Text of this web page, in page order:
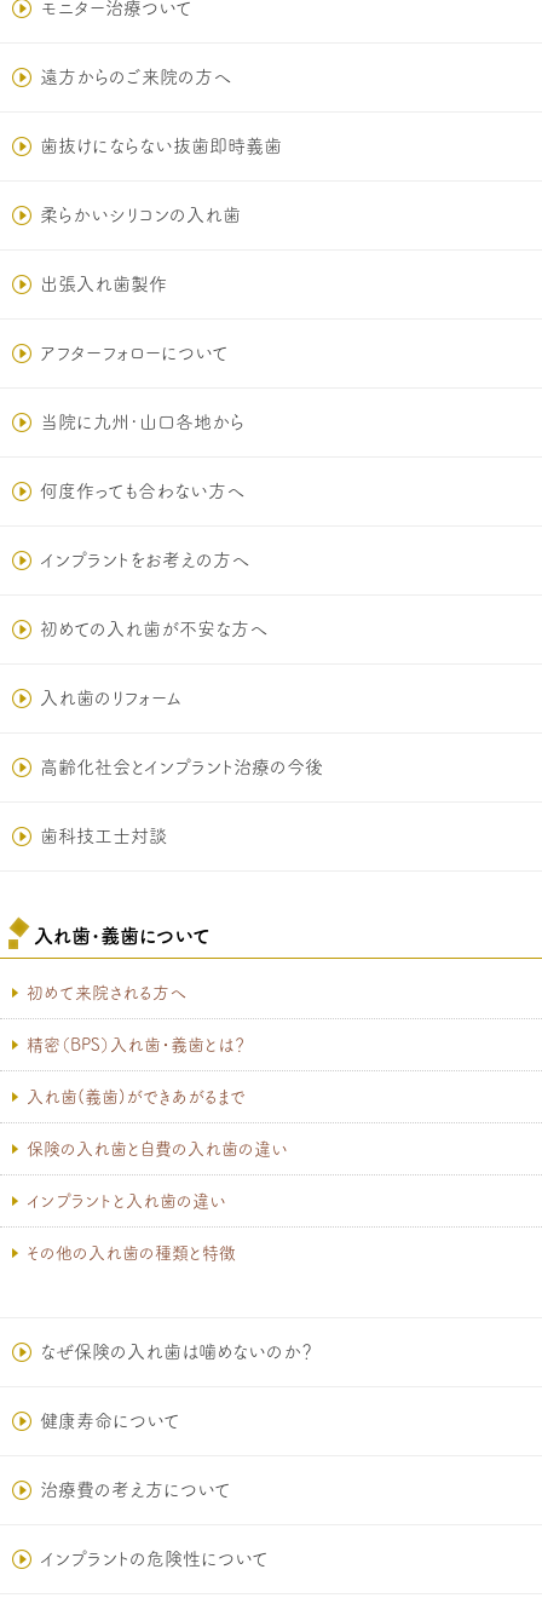
モニター治療ついて
遠方からのご来院の方へ
歯抜けにならない抜歯即時義歯
柔らかいシリコンの入れ歯
出張入れ歯製作
アフターフォローについて
当院に九州･山口各地から
何度作っても合わない方へ
インプラントをお考えの方へ
初めての入れ歯が不安な方へ
入れ歯のリフォーム
高齢化社会とインプラント治療の今後
歯科技工士対談
入れ歯･義歯について
初めて来院される方へ
精密（BPS）入れ歯・義歯とは？
入れ歯(義歯)ができあがるまで
保険の入れ歯と自費の入れ歯の違い
インプラントと入れ歯の違い
その他の入れ歯の種類と特徴
なぜ保険の入れ歯は噛めないのか？
健康寿命について
治療費の考え方について
インプラントの危険性について